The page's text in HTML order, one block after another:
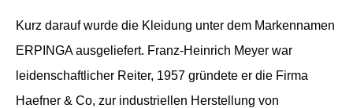
Kurz darauf wurde die Kleidung unter dem Markennamen
ERPINGA ausgeliefert. Franz-Heinrich Meyer war
leidenschaftlicher Reiter, 1957 gründete er die Firma
Haefner & Co, zur industriellen Herstellung von